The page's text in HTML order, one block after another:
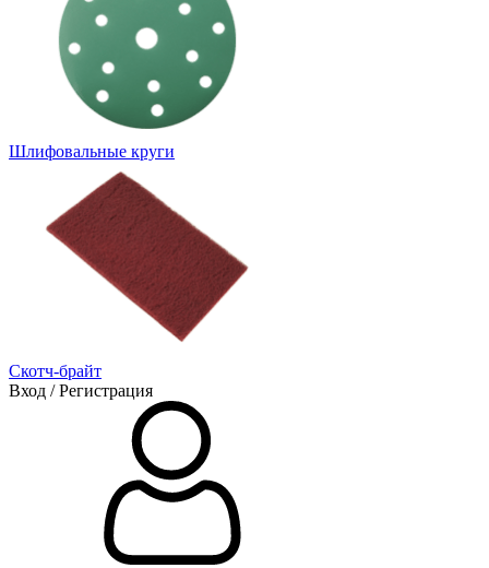
Шлифовальные круги
Скотч-брайт
Вход / Регистрация